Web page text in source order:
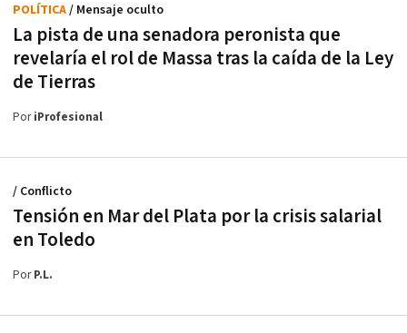
La pista de una senadora peronista que
revelaría el rol de Massa tras la caída de la Ley
de Tierras
POLÍTICA/ Mensaje oculto
PoriProfesional
Tensión en Mar del Plata por la crisis salarial
en Toledo
/ Conflicto
PorP.L.